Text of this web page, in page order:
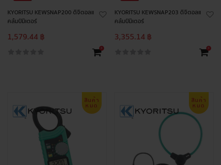
KYORITSU KEWSNAP200 ดิจิตอลแ
คล้มป์มิเตอร์
1,579.44 ฿
+
KYORITSU KEWSNAP203 ดิจิตอลแ
คล้มป์มิเตอร์
3,355.14 ฿
+
สินค้า
หมด
สินค้า
หมด